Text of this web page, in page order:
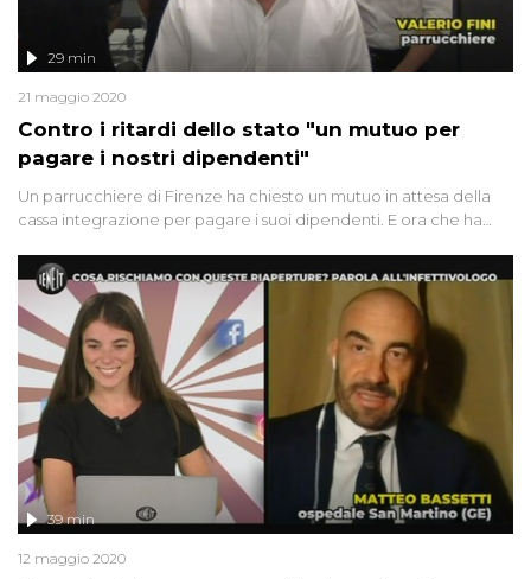
Contro i ritardi dello stato "un mutuo per
pagare i nostri dipendenti"
29 min
21 maggio 2020
Un parrucchiere di Firenze ha chiesto un mutuo in attesa della
cassa integrazione per pagare i suoi dipendenti. E ora che ha
in Portogallo ci racconta il viaggio della speranza per
riabbracciare sua mamma in Italia. La storia di Sabrina e dei suoi
due figli, affetti da Sla, che ora devono affrontare anche le
complicazioni del coronavirus
39 min
12 maggio 2020